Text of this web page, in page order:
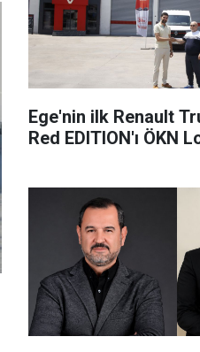
Ege'nin ilk Renault
Red EDITION'ı ÖKN